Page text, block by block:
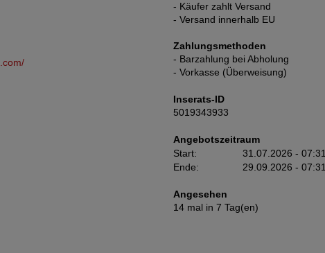
- Käufer zahlt Versand
- Versand innerhalb EU
Zahlungsmethoden
- Barzahlung bei Abholung
- Vorkasse (Überweisung)
Inserats-ID
5019343933
Angebotszeitraum
Start:
31.07.2026 - 07:31
Ende:
29.09.2026 - 07:31
Angesehen
14 mal in 7 Tag(en)